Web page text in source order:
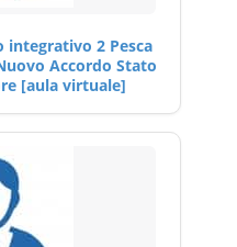
integrativo 2 Pesca
Accordo Stato
[aula virtuale]